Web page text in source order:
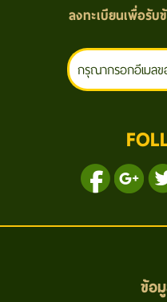
ลงทะเบียนเพื่อรับ
ข้อ